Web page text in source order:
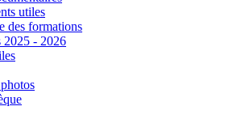
utiles
des formations
2025 - 2026